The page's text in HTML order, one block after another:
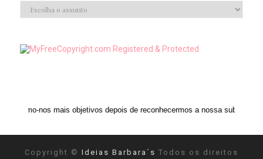
mais objetivos depois de reconhecermos a nossa subjetividade." ANAIS
Copyright © Ideias Barbara´s Todos os direitos